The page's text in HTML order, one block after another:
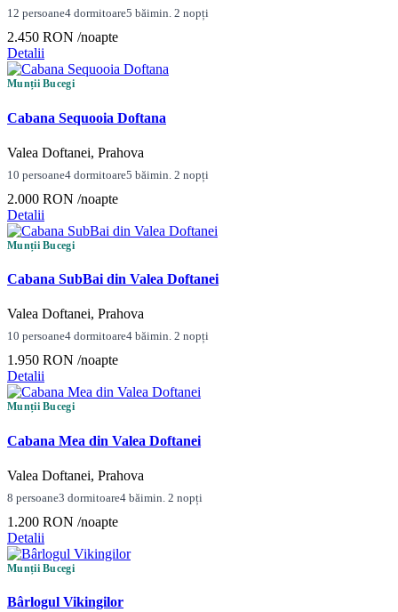
12 persoane4 dormitoare5 băimin. 2 nopți
2.450 RON /noapte
Detalii
Munții Bucegi
Cabana Sequooia Doftana
Valea Doftanei, Prahova
10 persoane4 dormitoare5 băimin. 2 nopți
2.000 RON /noapte
Detalii
Munții Bucegi
Cabana SubBai din Valea Doftanei
Valea Doftanei, Prahova
10 persoane4 dormitoare4 băimin. 2 nopți
1.950 RON /noapte
Detalii
Munții Bucegi
Cabana Mea din Valea Doftanei
Valea Doftanei, Prahova
8 persoane3 dormitoare4 băimin. 2 nopți
1.200 RON /noapte
Detalii
Munții Bucegi
Bârlogul Vikingilor